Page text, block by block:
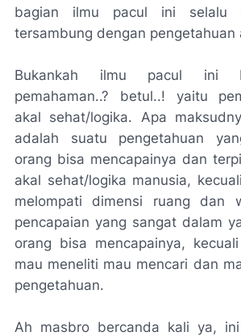
bagian ilmu pacul ini selalu
tersambung dengan pengetahuan
Bukankah ilmu pacul ini
pemahaman..? betul..! yaitu
akal sehat/logika. Apa
adalah suatu pengetahuan
orang bisa mencapainya dan
akal sehat/logika manusia,
melompati dimensi ruang dan
pencapaian yang sangat dalam
orang bisa mencapainya,
mau meneliti mau mencari dan
pengetahuan.
Ah masbro bercanda kali ya,